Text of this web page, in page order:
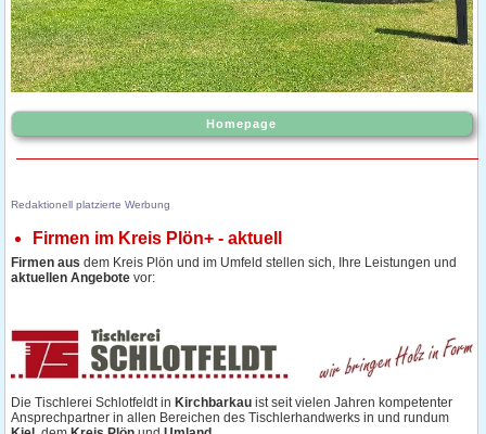
Homepage
Redaktionell platzierte Werbung
Firmen im Kreis Plön+ - aktuell
Firmen aus dem Kreis Plön und im Umfeld stellen sich, Ihre Leistungen und
aktuellen Angebote vor:
Die Tischlerei Schlotfeldt in Kirchbarkauist seit vielen Jahren kompetenter
Ansprechpartner in allen Bereichen des Tischlerhandwerks in und rundum